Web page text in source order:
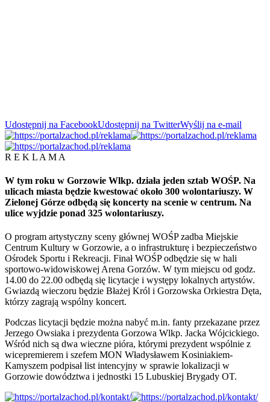
Udostępnij na FacebookUdostępnij na TwitterWyślij na e-mail
R E K L A M A
W tym roku w Gorzowie Wlkp. działa jeden sztab WOŚP. Na
ulicach miasta będzie kwestować około 300 wolontariuszy. W
Zielonej Górze odbędą się koncerty na scenie w centrum. Na
ulice wyjdzie ponad 325 wolontariuszy.
O program artystyczny sceny głównej WOŚP zadba Miejskie
Centrum Kultury w Gorzowie, a o infrastrukturę i bezpieczeństwo
Ośrodek Sportu i Rekreacji. Finał WOŚP odbędzie się w hali
sportowo-widowiskowej Arena Gorzów. W tym miejscu od godz.
14.00 do 22.00 odbędą się licytacje i występy lokalnych artystów.
Gwiazdą wieczoru będzie Błażej Król i Gorzowska Orkiestra Dęta,
którzy zagrają wspólny koncert.
Podczas licytacji będzie można nabyć m.in. fanty przekazane przez
Jerzego Owsiaka i prezydenta Gorzowa Wlkp. Jacka Wójcickiego.
Wśród nich są dwa wieczne pióra, którymi prezydent wspólnie z
wicepremierem i szefem MON Władysławem Kosiniakiem-
Kamyszem podpisał list intencyjny w sprawie lokalizacji w
Gorzowie dowództwa i jednostki 15 Lubuskiej Brygady OT.